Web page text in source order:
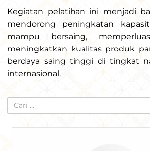
Kegiatan pelatihan ini menjadi
mendorong peningkatan
mampu bersaing,
meningkatkan kualitas produk
berdaya saing tinggi di tingkat
internasional.